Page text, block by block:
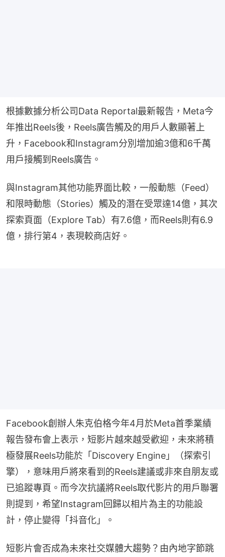
根據數據分析公司Data Reportal最新報告，Meta今
年推出Reels後，Reels廣告觸及的用戶人數顯著上
升，Facebook和Instagram分別增加逾3億和6千萬
用戶接觸到Reels廣告。
與Instagram其他功能界面比較，一般動態（Feed）
和限時動態（Stories）觸及的潛在受眾達14億，其次
探索頁面（Explore Tab）有7.6億，而Reels則有6.9
億，排行第4，表現較商店好。
Facebook創辦人朱克伯格今年4月於Meta首季業績
報告發布會上表示，短影片越來越受歡迎，未來將積
極發展Reels功能於「Discovery Engine」（探索引
擎），意味用戶將來看到的Reels建議或非來自朋友或
已追蹤專頁。而今次抗議將Reels取代影片的用戶聯署
則提到，希望Instagram回歸以相片為主的功能設
計，停止變得「抖音化」。
短影片會否成為未來社交媒體大趨勢？由內地字節跳